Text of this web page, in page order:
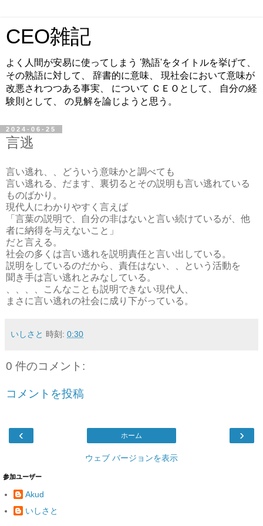
CEO雑記
よく人間が安易に使ってしまう '熟語'をタイトルを挙げて、
その熟語に対して、 辞書的に意味、 現社会において意味が
改悪されつつある事実、 について ＣＥＯとして、 自分の経
験則として、 の見解を論じようと思う。
2024-06-25
言逃
言い逃れ、、どういう意味かと調べても
言い逃れる、だます、裏切るとその説明も言い逃れている
ものばかり。
現代人にわかりやすく言えば
「言葉の説明で、自分の非はないと言い続けているが、他
者に納得を与えないこと」
だと言える。
社会の多くは言い逃れを説明責任と言い出している。
説明をしているのだから、責任はない、、という活動を
聞き手は言い逃れとみなしている。
、、、、こんなことも説明できない現代人、
まさに言い逃れの社会に成り下がっている。
いしさと 時刻: 0:30
0 件のコメント:
コメントを投稿
‹ ›
ホーム
ウェブ バージョンを表示
参加ユーザー
Akud
いしさと